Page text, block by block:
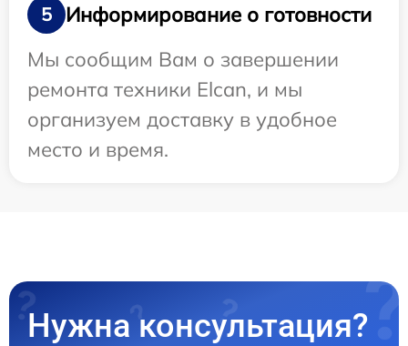
5
Информирование о готовности
Мы сообщим Вам о завершении
ремонта техники Elcan, и мы
организуем доставку в удобное
место и время.
Нужна консультация?